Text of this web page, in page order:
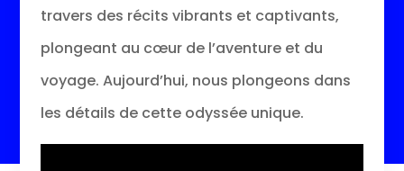
travers des récits vibrants et captivants,
plongeant au cœur de l’aventure et du
voyage. Aujourd’hui, nous plongeons dans
les détails de cette odyssée unique.